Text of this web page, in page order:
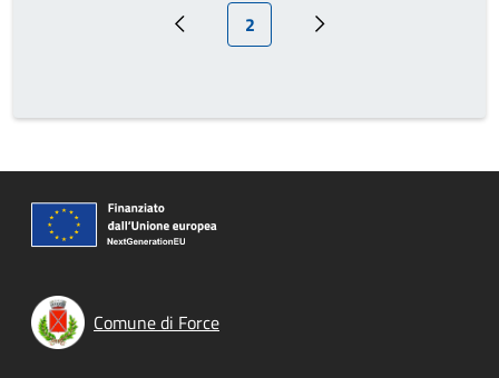
Pagina precedente
Pagina attuale
2 Prossima pagina
Comune di Force